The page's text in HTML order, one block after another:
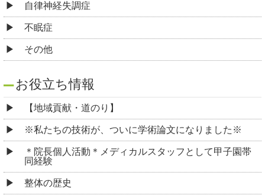
自律神経失調症
不眠症
その他
お役立ち情報
【地域貢献・道のり】
※私たちの技術が、ついに学術論文になりました※
＊院長個人活動＊メディカルスタッフとして甲子園帯
同経験
整体の歴史